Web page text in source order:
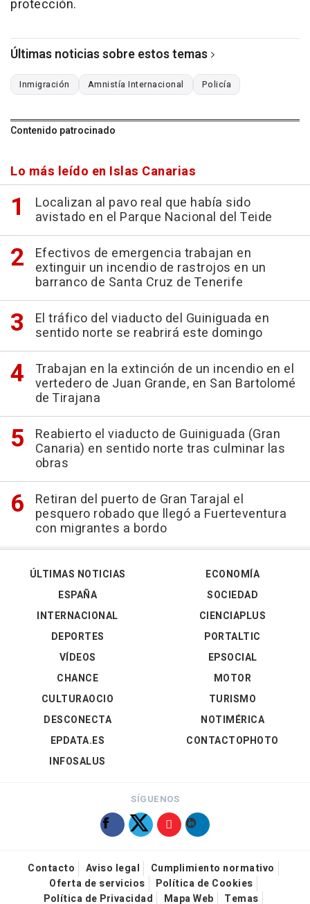
protección.
Últimas noticias sobre estos temas
Inmigración Amnistía Internacional Policía
Contenido patrocinado
Lo más leído en Islas Canarias
Localizan al pavo real que había sido
avistado en el Parque Nacional del Teide
Efectivos de emergencia trabajan en
extinguir un incendio de rastrojos en un
barranco de Santa Cruz de Tenerife
El tráfico del viaducto del Guiniguada en
sentido norte se reabrirá este domingo
Trabajan en la extinción de un incendio en el
vertedero de Juan Grande, en San Bartolomé
de Tirajana
Reabierto el viaducto de Guiniguada (Gran
Canaria) en sentido norte tras culminar las
obras
Retiran del puerto de Gran Tarajal el
pesquero robado que llegó a Fuerteventura
con migrantes a bordo
ÚLTIMAS NOTICIAS
ESPAÑA
INTERNACIONAL
DEPORTES
VÍDEOS
ECONOMÍA
SOCIEDAD
CIENCIAPLUS
PORTALTIC
EPSOCIAL
CHANCE
CULTURAOCIO
DESCONECTA
EPDATA.ES
INFOSALUS
MOTOR
TURISMO
NOTIMÉRICA
CONTACTOPHOTO
SÍGUENOS
Contacto Aviso legal
Cumplimiento normativo
Oferta de servicios
Política de Cookies
Política de Privacidad
Mapa Web Temas